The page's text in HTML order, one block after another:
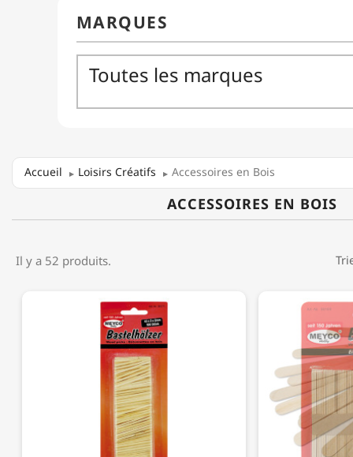
Accueil Loisirs Créatifs Accessoires en Bois
ACCESSOIRES EN BOIS
Il y a 52 produits.